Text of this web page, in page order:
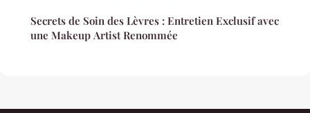
Secrets de Soin des Lèvres : Entretien Exclusif avec
une Makeup Artist Renommée